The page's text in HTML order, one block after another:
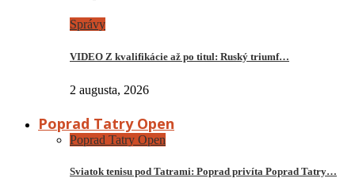
Správy
VIDEO Z kvalifikácie až po titul: Ruský triumf…
2 augusta, 2026
Poprad Tatry Open
Poprad Tatry Open
Sviatok tenisu pod Tatrami: Poprad privíta Poprad Tatry…